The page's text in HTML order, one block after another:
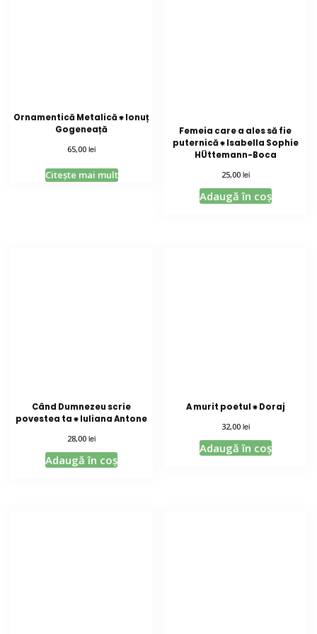
Ornamentică Metalică ⁕ Ionuț
Gogeneață
65,00lei
Citește mai mult
Femeia care a ales să fie
puternică ⁕ Isabella Sophie
HÜttemann-Boca
25,00 lei
Adaugă în coș
Când Dumnezeu scrie
povestea ta ⁕ Iuliana Antone
28,00lei
Adaugă în coș
A murit poetul ⁕ Doraj
32,00 lei
Adaugă în coș